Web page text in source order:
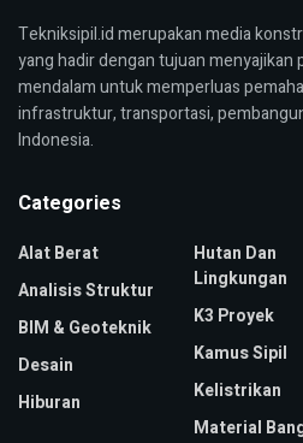
Tekniksipil.id merupakan media
yang hadir dengan tujuan menyajikan
mendalam untuk memperluas
infrastruktur, transportasi,
Indonesia.
Categories
Alat Berat
Analisis Struktur
BIM & Geoteknik
Desain
Hiburan
Hutan Dan
Lingkungan
K3 Proyek
Kamus Sipil
Kelistrikan
Material